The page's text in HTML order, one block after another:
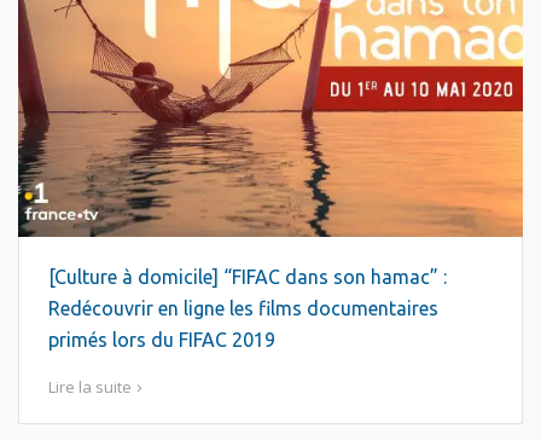
[Culture à domicile] “FIFAC dans son hamac” :
Redécouvrir en ligne les films documentaires
primés lors du FIFAC 2019
Lire la suite